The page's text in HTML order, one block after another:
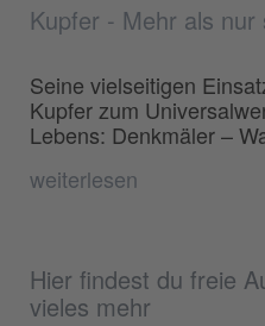
Hier findest du freie
vieles mehr
Kupfer - Mehr als nur
Seine vielseitigen
Kupfer zum
Lebens: Denkmäler –
weiterlesen